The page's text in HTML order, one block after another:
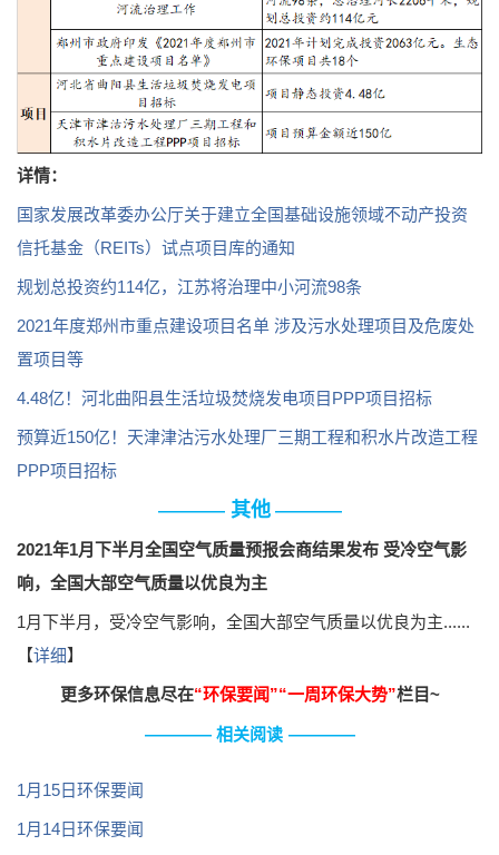
详情：
国家发展改革委办公厅关于建立全国基础设施领域不动产投资
信托基金（REITs）试点项目库的通知
规划总投资约114亿，江苏将治理中小河流98条
2021年度郑州市重点建设项目名单 涉及污水处理项目及危废处
置项目等
4.48亿！河北曲阳县生活垃圾焚烧发电项目PPP项目招标
预算近150亿！天津津沽污水处理厂三期工程和积水片改造工程
PPP项目招标
————其他————
2021年1月下半月全国空气质量预报会商结果发布 受冷空气影
响，全国大部空气质量以优良为主
1月下半月，受冷空气影响，全国大部空气质量以优良为主......
【详细】
更多环保信息尽在“环保要闻”“一周环保大势”栏目~
———— 相关阅读 ————
1月15日环保要闻
1月14日环保要闻